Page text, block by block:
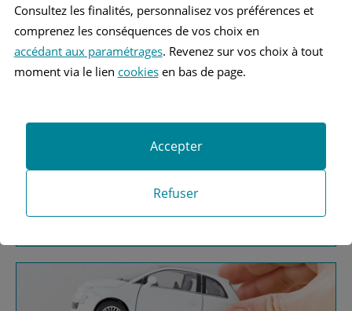
assurance automobile ?
Obtenez vos devis MAAF
Consultez les finalités, personnalisez vos préférences et
comprenez les conséquences de vos choix en
accédant aux paramétrages. Revenez sur vos choix à tout
moment via le lien cookiesen bas de page.
Refuser
Accepter